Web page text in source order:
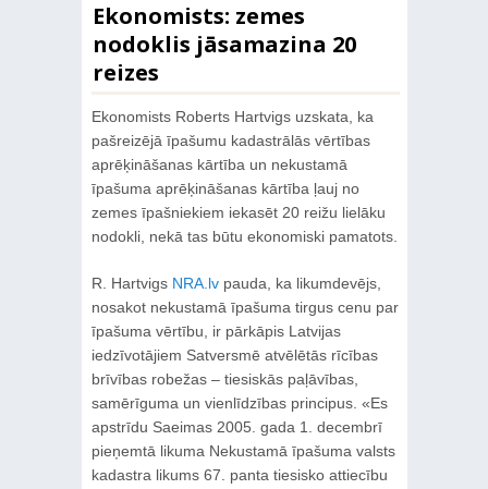
Ekonomists: zemes
nodoklis jāsamazina 20
reizes
Ekonomists Roberts Hartvigs uzskata, ka
pašreizējā īpašumu kadastrālās vērtības
aprēķināšanas kārtība un nekustamā
īpašuma aprēķināšanas kārtība ļauj no
zemes īpašniekiem iekasēt 20 reižu lielāku
nodokli, nekā tas būtu ekonomiski pamatots.
R. Hartvigs NRA.lvpauda, ka likumdevējs,
nosakot nekustamā īpašuma tirgus cenu par
īpašuma vērtību, ir pārkāpis Latvijas
iedzīvotājiem Satversmē atvēlētās rīcības
brīvības robežas – tiesiskās paļāvības,
samērīguma un vienlīdzības principus. «Es
apstrīdu Saeimas 2005. gada 1. decembrī
pieņemtā likuma Nekustamā īpašuma valsts
kadastra likums 67. panta tiesisko attiecību